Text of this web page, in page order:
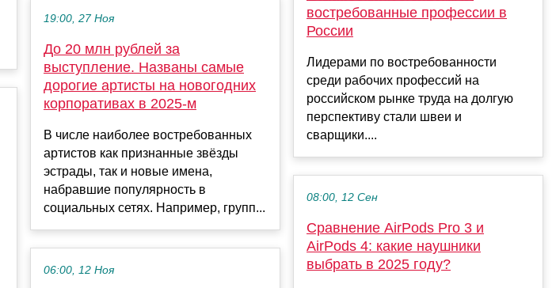
19:00, 27 Ноя
До 20 млн рублей за
выступление. Названы самые
дорогие артисты на новогодних
корпоративах в 2025-м
В числе наиболее востребованных
артистов как признанные звёзды
эстрады, так и новые имена,
набравшие популярность в
социальных сетях. Например, групп...
06:00, 12 Ноя
востребованные профессии в
России
Лидерами по востребованности
среди рабочих профессий на
российском рынке труда на долгую
перспективу стали швеи и
сварщики....
08:00, 12 Сен
Сравнение AirPods Pro 3 и
AirPods 4: какие наушники
выбрать в 2025 году?